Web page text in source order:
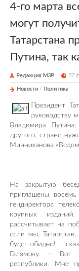
4-го марта
могут
Татарстана
Путина, так
Редакция М3Р 22
Новости / Политика
Президент
руководству
Владимира
другого, стране
Минниханова
На закрытую
приглашены
гендиректора
крупных
рассчитывает на
если мы,
будет обидно! —
Галямову. — Вот
республики. Мне